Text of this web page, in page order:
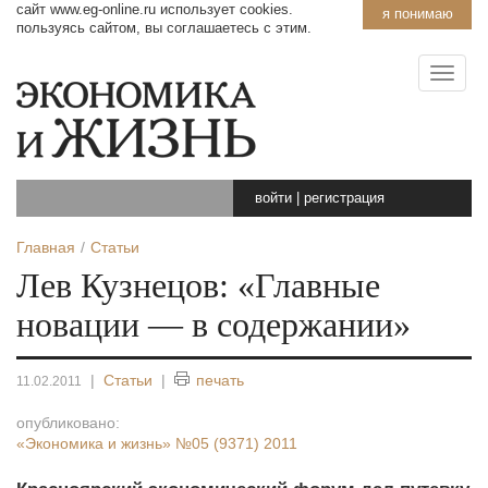
я понимаю
сайт www.eg-online.ru использует cookies.
пользуясь сайтом, вы соглашаетесь с этим.
войти регистрация
Главная Статьи
Лев Кузнецов: «Главные
новации — в содержании»
11.02.2011 | Статьи | печать
опубликовано:
«Экономика и жизнь» №05 (9371) 2011